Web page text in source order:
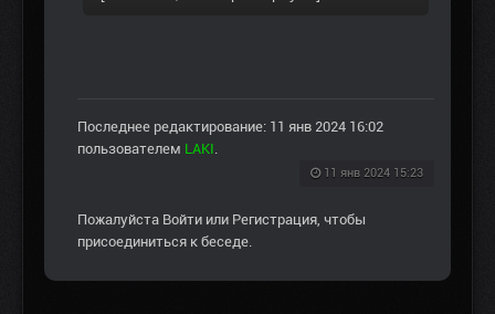
Последнее редактирование: 11 янв 2024 16:02
пользователем LAKI.
11 янв 2024 15:23
Пожалуйста Войти или Регистрация, чтобы
присоединиться к беседе.